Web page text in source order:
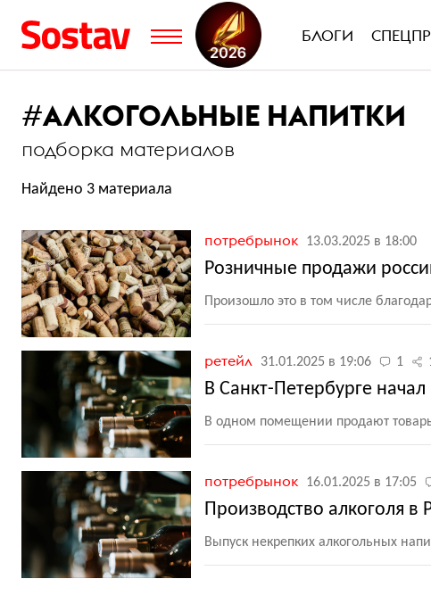
БЛОГИ
#АЛКОГОЛЬНЫЕ НАПИТКИ
подборка материалов
Найдено 3 материала
потребрынок 13.03.2025 в 18:00
Розничные продажи
Произошло это в том числе
ретейл 31.01.2025 в 19:06 1
В Санкт-Петербурге
В одном помещении продают
потребрынок 16.01.2025 в 17:05
Производство алкоголя в
Выпуск некрепких алкогольных